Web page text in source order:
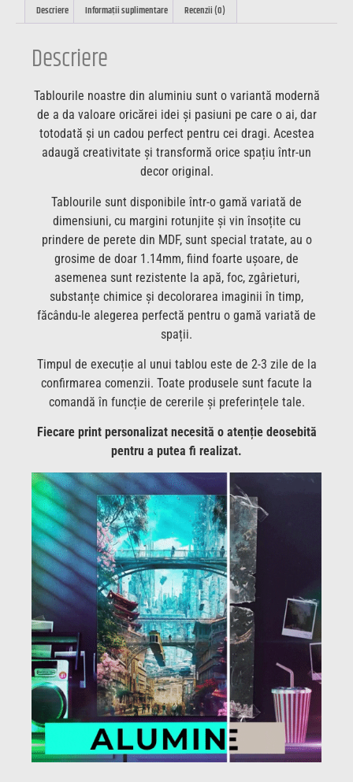
Descriere Informații suplimentare Recenzii (0)
Descriere
Tablourile noastre din aluminiu sunt o variantă modernă
de a da valoare oricărei idei și pasiuni pe care o ai, dar
totodată și un cadou perfect pentru cei dragi. Acestea
adaugă creativitate și transformă orice spațiu într-un
decor original.
Tablourile sunt disponibile într-o gamă variată de
dimensiuni, cu margini rotunjite și vin însoțite cu
prindere de perete din MDF, sunt special tratate, au o
grosime de doar 1.14mm, fiind foarte ușoare, de
asemenea sunt rezistente la apă, foc, zgârieturi,
substanțe chimice și decolorarea imaginii în timp,
făcându-le alegerea perfectă pentru o gamă variată de
spații.
Timpul de execuție al unui tablou este de 2-3 zile de la
confirmarea comenzii. Toate produsele sunt facute la
comandă în funcție de cererile și preferințele tale.
Fiecare print personalizat necesită o atenție deosebită
pentru a putea fi realizat.